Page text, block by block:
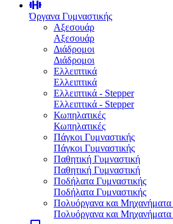
Όργανα Γυμναστικής
Αξεσουάρ
Αξεσουάρ
Διάδρομοι
Διάδρομοι
Ελλειπτικά
Ελλειπτικά
Ελλειπτικά - Stepper
Ελλειπτικά - Stepper
Κωπηλατικές
Κωπηλατικές
Πάγκοι Γυμναστικής
Πάγκοι Γυμναστικής
Παθητική Γυμναστική
Παθητική Γυμναστική
Ποδήλατα Γυμναστικής
Ποδήλατα Γυμναστικής
Πολυόργανα και Μηχανήματα
Πολυόργανα και Μηχανήματα